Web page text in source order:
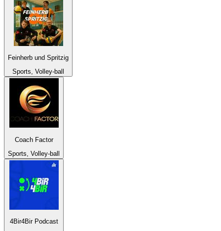
Feinherb und Spritzig
Sports, Volley-ball
Coach Factor
Sports, Volley-ball
4Bir4Bir Podcast